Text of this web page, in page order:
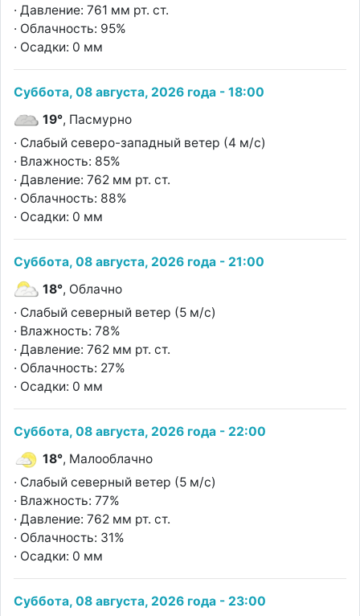
· Давление: 761 мм рт. ст.
· Облачность: 95%
· Осадки: 0 мм
Суббота, 08 августа, 2026 года - 18:00
19°, Пасмурно
· Слабый северо-западный ветер (4 м/с)
· Влажность: 85%
· Давление: 762 мм рт. ст.
· Облачность: 88%
· Осадки: 0 мм
Суббота, 08 августа, 2026 года - 21:00
18°, Облачно
· Слабый северный ветер (5 м/с)
· Влажность: 78%
· Давление: 762 мм рт. ст.
· Облачность: 27%
· Осадки: 0 мм
Суббота, 08 августа, 2026 года - 22:00
18°, Малооблачно
· Слабый северный ветер (5 м/с)
· Влажность: 77%
· Давление: 762 мм рт. ст.
· Облачность: 31%
· Осадки: 0 мм
Суббота, 08 августа, 2026 года - 23:00